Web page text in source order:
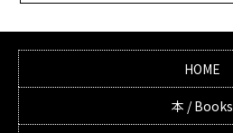
HOME
本 / Books